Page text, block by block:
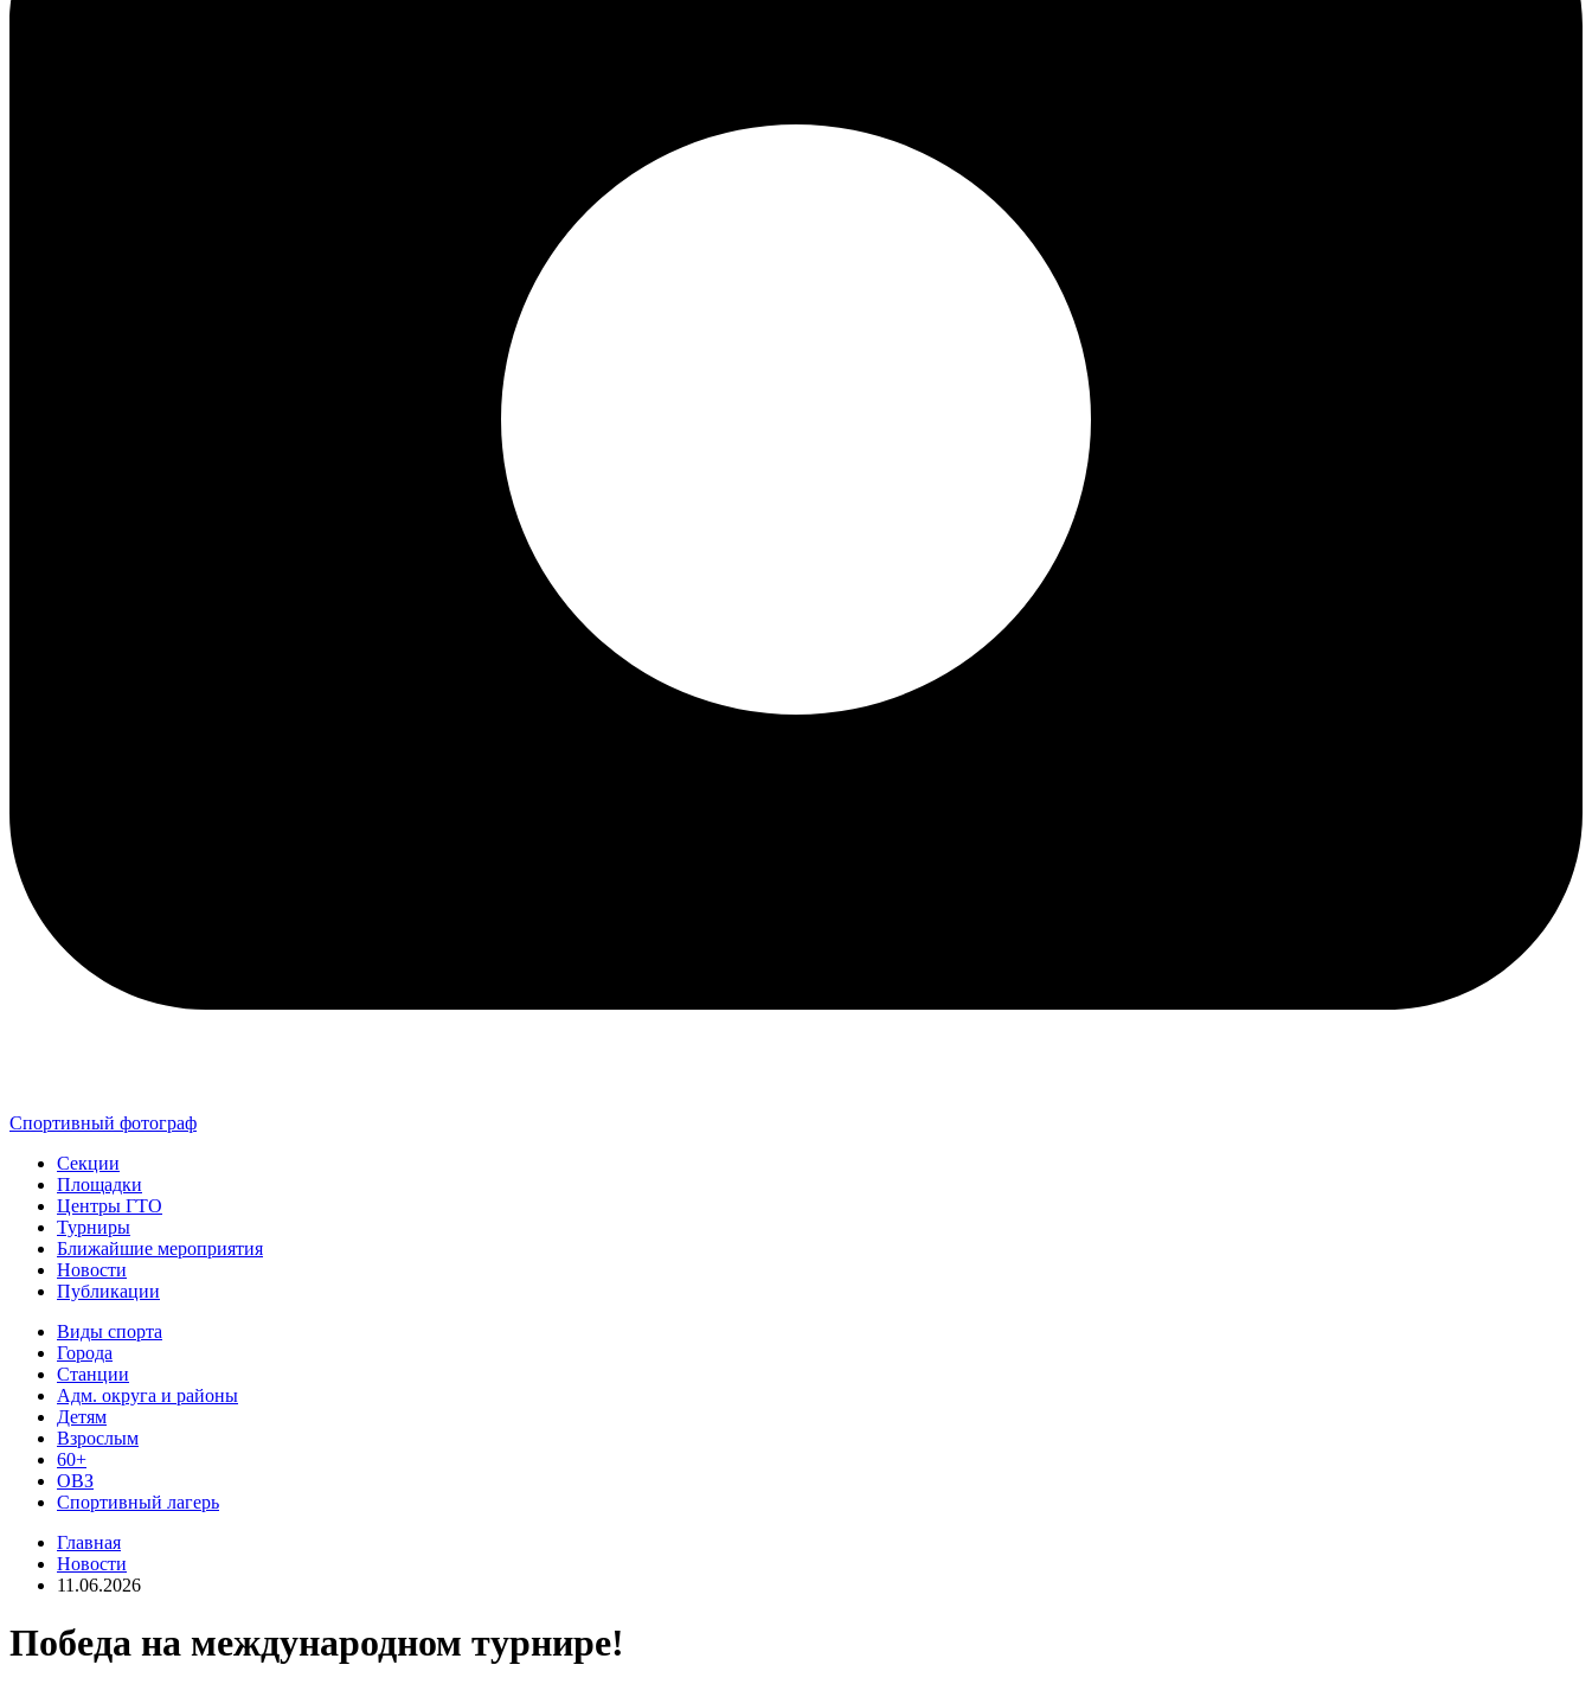
Спортивный фотограф
Секции
Площадки
Центры ГТО
Турниры
Ближайшие мероприятия
Новости
Публикации
Виды спорта
Города
Станции
Адм. округа и районы
Детям
Взрослым
60+
ОВЗ
Спортивный лагерь
Главная
Новости
11.06.2026
Победа на международном турнире!